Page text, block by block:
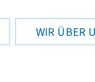
WIR ÜBER